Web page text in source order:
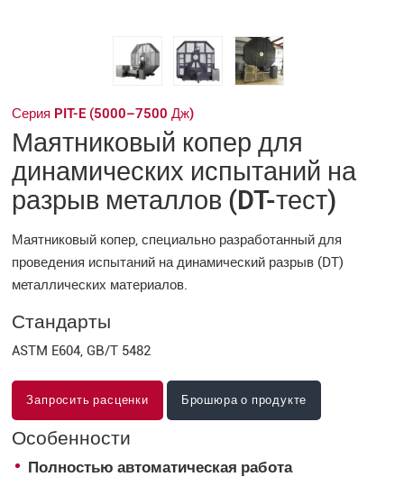
Серия PIT-E (5000–7500 Дж)
Маятниковый копер для
динамических испытаний на
разрыв металлов (DT-тест)
Маятниковый копер, специально разработанный для
проведения испытаний на динамический разрыв (DT)
металлических материалов.
Стандарты
ASTM E604, GB/T 5482
Запросить расценки Брошюра о продукте
Особенности
Полностью автоматическая работа